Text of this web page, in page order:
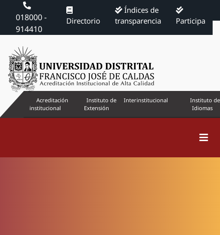
018000 -
914410
Directorio
Índices de
transparencia
Participa
Acreditación
institucional
Instituto de
Extensión
Interinstitucional
Instituto de
Idiomas